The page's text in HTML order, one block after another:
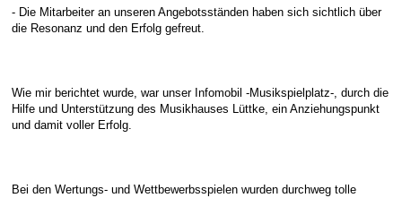
- Die Mitarbeiter an unseren Angebotsständen haben sich sichtlich über
die Resonanz und den Erfolg gefreut.
Wie mir berichtet wurde, war unser Infomobil -Musikspielplatz-, durch die
Hilfe und Unterstützung des Musikhauses Lüttke, ein Anziehungspunkt
und damit voller Erfolg.
Bei den Wertungs- und Wettbewerbsspielen wurden durchweg tolle